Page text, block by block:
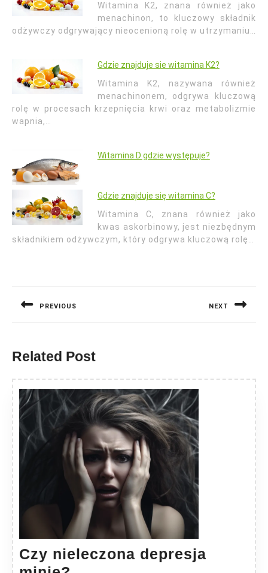
Witamina K2, znana również jako
menachinon, to kluczowy składnik
odżywczy odgrywający nieocenioną rolę w utrzymaniu…
Gdzie znajduje sie witamina K2?
Witamina K2, nazywana również
menachinonem, odgrywa kluczową
rolę w procesach krzepnięcia krwi oraz metabolizmie
wapnia,…
Witamina D gdzie występuje?
Gdzie znajduje się witamina C?
Witamina C, znana również jako
kwas askorbinowy, jest niezbędnym
składnikiem odżywczym, który odgrywa kluczową rolę…
PREVIOUS NEXT
Related Post
Czy nieleczona depresja